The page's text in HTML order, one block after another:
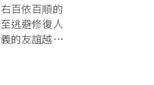
百依百順的
逃避修復人
的友誼越來